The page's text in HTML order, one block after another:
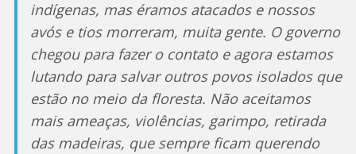
indígenas, mas éramos atacados e nossos
avós e tios morreram, muita gente. O governo
chegou para fazer o contato e agora estamos
lutando para salvar outros povos isolados que
estão no meio da floresta. Não aceitamos
mais ameaças, violências, garimpo, retirada
das madeiras, que sempre ficam querendo